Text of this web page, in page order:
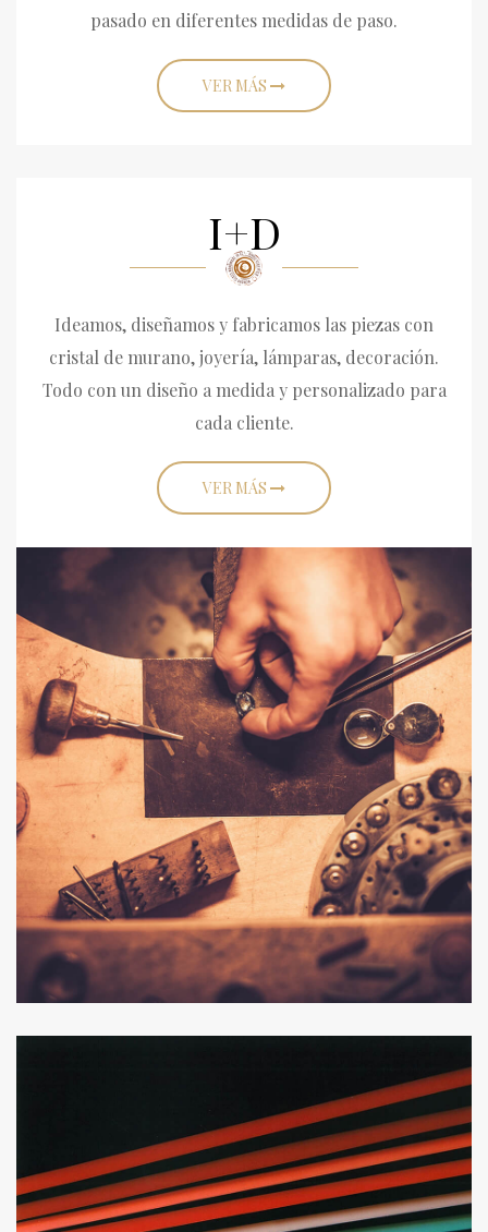
pasado en diferentes medidas de paso.
VER MÁS
I+D
Ideamos, diseñamos y fabricamos las piezas con
cristal de murano, joyería, lámparas, decoración.
Todo con un diseño a medida y personalizado para
cada cliente.
VER MÁS